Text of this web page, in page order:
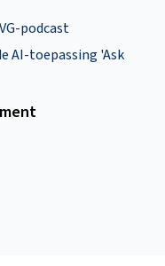
podcast
AI-toepassing 'Ask